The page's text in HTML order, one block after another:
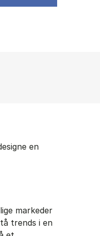
en
markeder
trends i en